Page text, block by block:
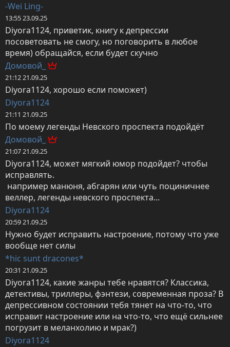
-Wei Ling-
13:55 23.09.25
Diyora1124, приветик, книгу к депрессии
посоветовать не смогу, но поговорить в любое
время) обращайся, если будет скучно
Домовой_
21:12 21.09.25
Diyora1124, хорошо если поможет)
Diyora1124
21:11 21.09.25
По моему легенды Невского проспекта подойдёт
Домовой_
21:07 21.09.25
Diyora1124, может мягкий юмор подойдет? чтобы
исправлять.
веллер, легенды невского проспекта...
Diyora1124
20:59 21.09.25
Нужно будет исправить настроение, потому что уже
вообще нет силы
*hic sunt dracones*
20:31 21.09.25
Diyora1124, какие жанры тебе нравятся? Классика,
детективы, триллеры, фэнтези, современная проза? В
депрессивном состоянии тебя тянет на что-то, что
исправит настроение или на что-то, что ещё сильнее
погрузит в меланхолию и мрак?)
Diyora1124